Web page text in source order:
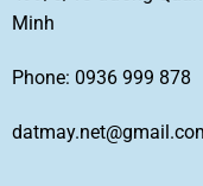
Minh
Phone: 0936 999 878